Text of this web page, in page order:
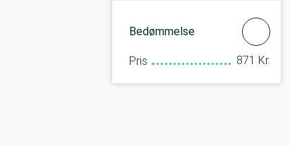
Bedømmelse
Pris 871 Kr.